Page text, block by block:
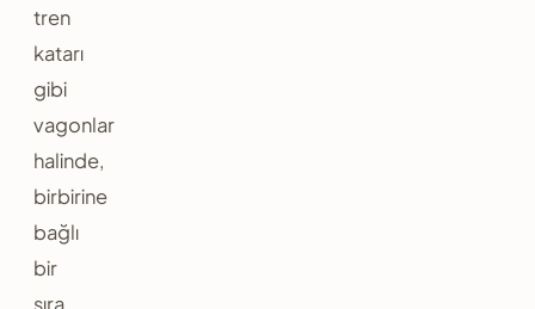
tren
katarı
gibi
vagonlar
halinde,
birbirine
bağlı
bir
sıra